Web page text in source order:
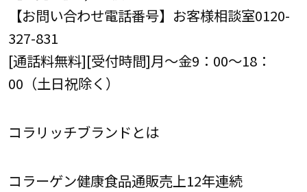
【お問い合わせ電話番号】お客様相談室0120-
327-831
[通話料無料][受付時間]月～金9：00～18：
00（土日祝除く）
コラリッチブランドとは
コラーゲン健康食品通販売上12年連続